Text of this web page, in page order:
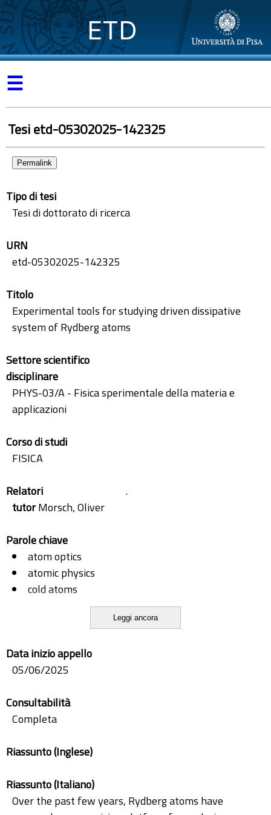
ETD
☰
Tesi etd-05302025-142325
Permalink
Tipo di tesi
Tesi di dottorato di ricerca
URN
etd-05302025-142325
Titolo
Experimental tools for studying driven dissipative
system of Rydberg atoms
Settore scientifico
disciplinare
PHYS-03/A - Fisica sperimentale della materia e
applicazioni
Corso di studi
FISICA
Relatori
.
tutorMorsch, Oliver
Parole chiave
atom optics
atomic physics
cold atoms
rydberg atoms
Leggi ancora
Data inizio appello
05/06/2025
Consultabilità
Completa
Riassunto (Inglese)
Riassunto (Italiano)
Over the past few years, Rydberg atoms have